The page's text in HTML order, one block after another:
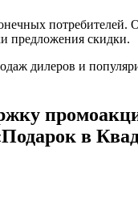
потребителей.
предложения скидки.
дилеров и
у
в